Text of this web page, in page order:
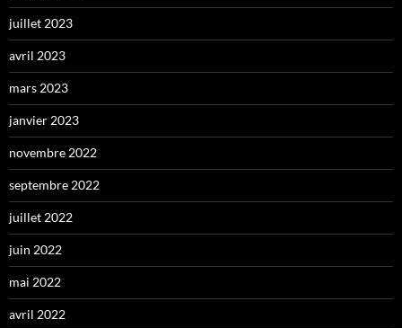
juillet 2023
avril 2023
mars 2023
janvier 2023
novembre 2022
septembre 2022
juillet 2022
juin 2022
mai 2022
avril 2022